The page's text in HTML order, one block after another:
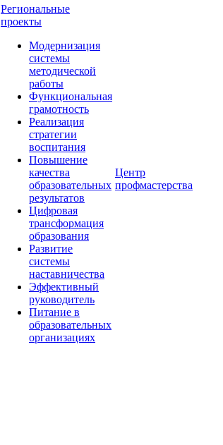
Региональные
проекты
Модернизация
системы
методической
работы
Функциональная
грамотность
Реализация
стратегии
воспитания
Повышение
качества
образовательных
результатов
Цифровая
трансформация
образования
Развитие
системы
наставничества
Эффективный
руководитель
Питание в
образовательных
организациях
Центр
профмастерства